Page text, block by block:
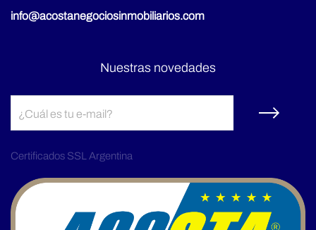
info@acostanegociosinmobiliarios.com
Nuestras novedades
Certificados SSL Argentina